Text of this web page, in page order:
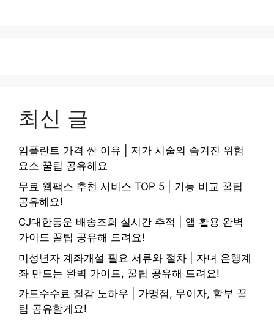
최신 글
임플란트 가격 싼 이유 | 저가 시술의 숨겨진 위험
요소 꿀팁 공유해요
무료 웹팩스 추천 서비스 TOP 5 | 기능 비교 꿀팁
공유해요!
CJ대한통운 배송조회 실시간 추적 | 앱 활용 완벽
가이드 꿀팁 공유해 드려요!
미성년자 계좌개설 필요 서류와 절차 | 자녀 은행계
좌 만드는 완벽 가이드, 꿀팁 공유해 드려요!
카드수수료 절감 노하우 | 가맹점, 무이자, 할부 꿀
팁 공유할게요!